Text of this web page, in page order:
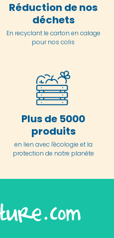
Réduction de nos
déchets
En recyclant le carton en calage
pour nos colis
Plus de 5000
produits
en lien avec l'écologie et la
protection de notre planète